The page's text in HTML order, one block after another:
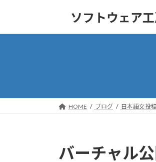
ソフトウェア
HOME ブログ 日本語文投
バーチャル